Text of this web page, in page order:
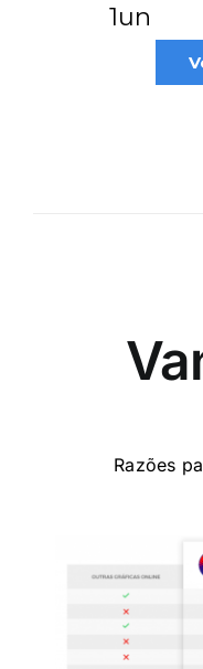
1un
Razões